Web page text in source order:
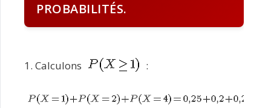
PROBABILITÉS.
1. Calculons :